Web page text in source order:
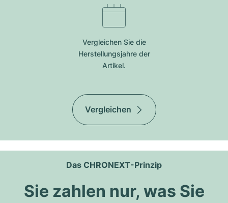
Vergleichen Sie die
Herstellungsjahre der
Artikel.
Vergleichen
Das CHRONEXT-Prinzip
Sie zahlen nur, was Sie